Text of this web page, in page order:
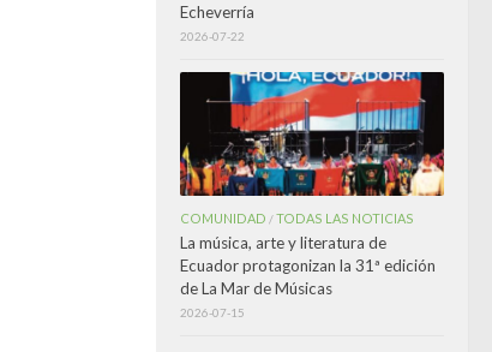
Echeverría
2026-07-22
COMUNIDAD /TODAS LAS NOTICIAS
La música, arte y literatura de
Ecuador protagonizan la 31ª edición
de La Mar de Músicas
2026-07-15